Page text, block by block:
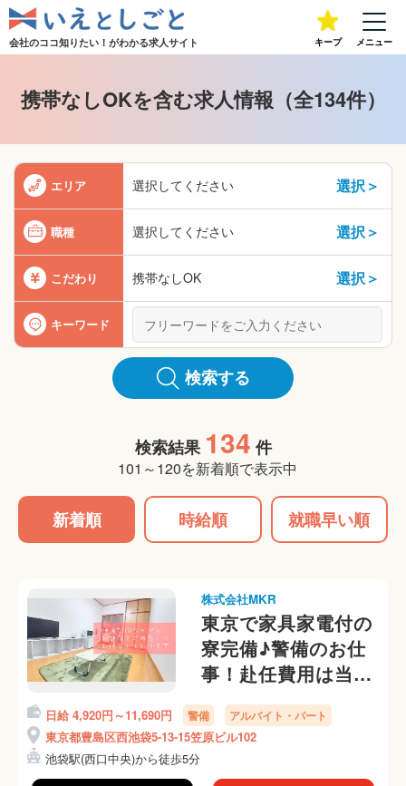
会社のココ知りたい！がわかる求人サイト キープ メニュー
携帯なしOKを含む求人情報（全134件）
エリア 選択してください 選択＞
職種 選択してください 選択＞
こだわり 携帯なしOK 選択＞
キーワード
検索する
検索結果 134 件
101～120を新着順で表示中
新着順 時給順 就職早い順
株式会社MKR
東京で家具家電付の
寮完備♪警備のお仕
事！赴任費用は当社
負担します
日給 4,920円～11,690円 警備 アルバイト・パート
東京都豊島区西池袋5-13-15笠原ビル102
池袋駅(西口中央)から徒歩5分